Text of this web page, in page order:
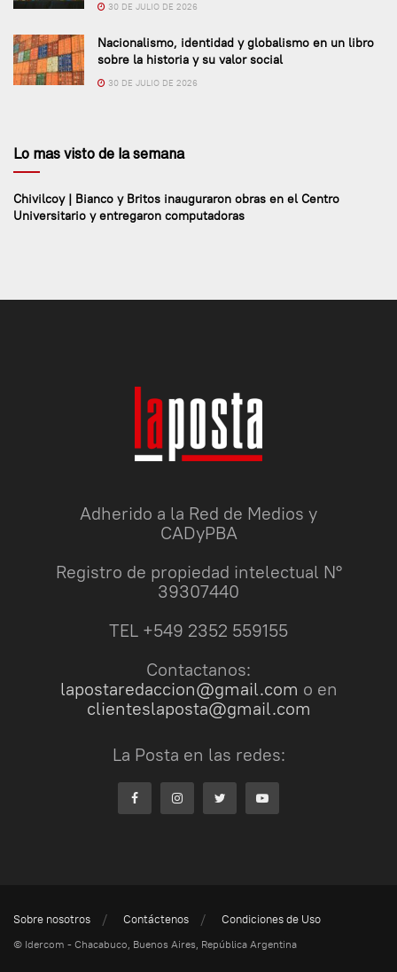
30 DE JULIO DE 2026
Nacionalismo, identidad y globalismo en un libro
sobre la historia y su valor social
30 DE JULIO DE 2026
Lo mas visto de la semana
Chivilcoy | Bianco y Britos inauguraron obras en el Centro
Universitario y entregaron computadoras
Adherido a la Red de Medios y
CADyPBA
Registro de propiedad intelectual N°
39307440
TEL +549 2352 559155
Contactanos:
lapostaredaccion@gmail.com o en
clienteslaposta@gmail.com
La Posta en las redes:
Sobre nosotros Contáctenos Condiciones de Uso
© Idercom - Chacabuco, Buenos Aires, República Argentina